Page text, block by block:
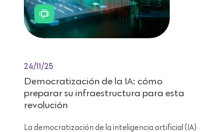
24/11/25
Democratización de la IA: cómo
preparar su infraestructura para esta
revolución
La democratización de la inteligencia artificial (IA)